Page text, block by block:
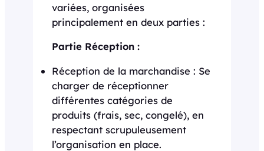
variées, organisées
principalement en deux parties :
Partie Réception :
Réception de la marchandise : Se
charger de réceptionner
différentes catégories de
produits (frais, sec, congelé), en
respectant scrupuleusement
l’organisation en place.